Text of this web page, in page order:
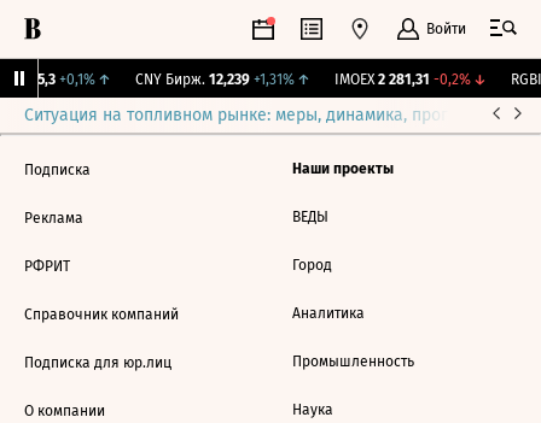
Войти
115,3 +0,1%↑ CNY Бирж. 12,239 +1,31%↑ IMOEX 2 281,31 -0,2%↓
Ситуация на топливном рынке: меры, динамика, прогнозы
Подписка
Реклама
РФРИТ
Справочник компаний
Подписка для юр.лиц
О компании
Наши проекты
ВЕДЫ
Город
Аналитика
Промышленность
Наука